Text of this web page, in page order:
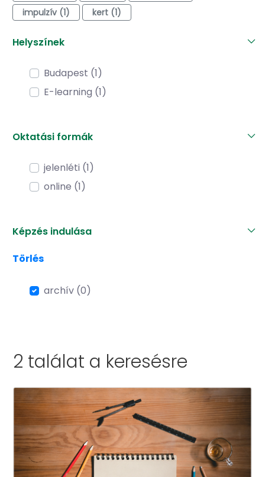
impulzív (1)
kert (1)
Helyszínek
Budapest (1)
E-learning (1)
Oktatási formák
jelenléti (1)
online (1)
Képzés indulása
Törlés
archív (0)
2 találat a keresésre